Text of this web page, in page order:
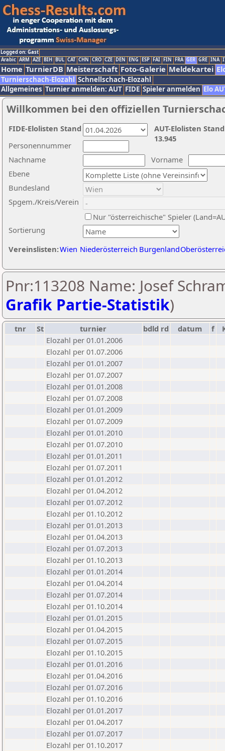
Logged on: Gast
Arabic ARM AZE BIH BUL CAT CHN CRO CZE DEN ENG ESP FAI FIN FRA GER GRE INA
Home TurnierDB Meisterschaft Foto-Galerie Meldekartei
Turnierschach-Elozahl Schnellschach-Elozahl
Allgemeines Turnier anmelden: AUT FIDE Spieler anmelden Elo
Willkommen bei den offiziellen
Nachname
Vorname
Ebene
Sortierung
Personennummer
Bundesland
Spgem./Kreis/Verein
Nur "österreichische" Spieler
Vereinslisten:Wien Niederösterreich Burgenland
AUT-Elolisten
13.945
FIDE-Elolisten Stand
Pnr:113208 Name: Josef
Grafik Partie-Statistik)
tnr St turnier bdld rd datum f
Elozahl per 01.01.2006
Elozahl per 01.07.2006
Elozahl per 01.01.2007
Elozahl per 01.07.2007
Elozahl per 01.01.2008
Elozahl per 01.07.2008
Elozahl per 01.01.2009
Elozahl per 01.07.2009
Elozahl per 01.01.2010
Elozahl per 01.07.2010
Elozahl per 01.01.2011
Elozahl per 01.07.2011
Elozahl per 01.01.2012
Elozahl per 01.04.2012
Elozahl per 01.07.2012
Elozahl per 01.10.2012
Elozahl per 01.01.2013
Elozahl per 01.04.2013
Elozahl per 01.07.2013
Elozahl per 01.10.2013
Elozahl per 01.01.2014
Elozahl per 01.04.2014
Elozahl per 01.07.2014
Elozahl per 01.10.2014
Elozahl per 01.01.2015
Elozahl per 01.04.2015
Elozahl per 01.07.2015
Elozahl per 01.10.2015
Elozahl per 01.01.2016
Elozahl per 01.04.2016
Elozahl per 01.07.2016
Elozahl per 01.10.2016
Elozahl per 01.01.2017
Elozahl per 01.04.2017
Elozahl per 01.07.2017
Elozahl per 01.10.2017